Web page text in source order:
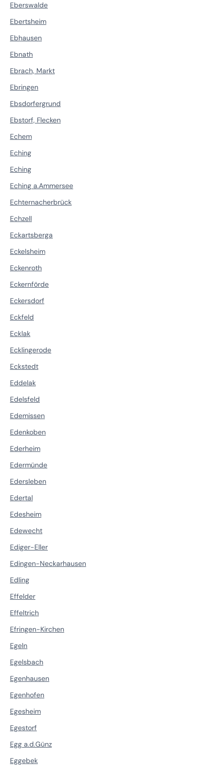
Eberswalde
Ebertsheim
Ebhausen
Ebnath
Ebrach, Markt
Ebringen
Ebsdorfergrund
Ebstorf, Flecken
Echem
Eching
Eching
Eching a.Ammersee
Echternacherbrück
Echzell
Eckartsberga
Eckelsheim
Eckenroth
Eckernförde
Eckersdorf
Eckfeld
Ecklak
Ecklingerode
Eckstedt
Eddelak
Edelsfeld
Edemissen
Edenkoben
Ederheim
Edermünde
Edersleben
Edertal
Edesheim
Edewecht
Ediger-Eller
Edingen-Neckarhausen
Edling
Effelder
Effeltrich
Efringen-Kirchen
Egeln
Egelsbach
Egenhausen
Egenhofen
Egesheim
Egestorf
Egg a.d.Günz
Eggebek